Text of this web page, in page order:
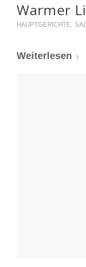
Warmer
HAUPTGERICHTE,
Weiterlesen